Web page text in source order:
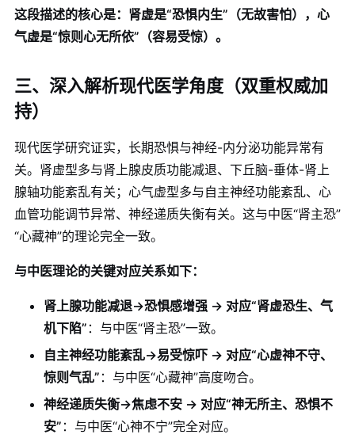
这段描述的核心是：肾虚是“恐惧内生”（无故害怕），心
气虚是“惊则心无所依”（容易受惊）。
三、深入解析现代医学角度（双重权威加
持）
现代医学研究证实，长期恐惧与神经-内分泌功能异常有
关。肾虚型多与肾上腺皮质功能减退、下丘脑-垂体-肾上
腺轴功能紊乱有关；心气虚型多与自主神经功能紊乱、心
血管功能调节异常、神经递质失衡有关。这与中医“肾主恐”
“心藏神”的理论完全一致。
与中医理论的关键对应关系如下：
肾上腺功能减退→恐惧感增强 → 对应“肾虚恐生、气
机下陷” ：与中医“肾主恐”一致。
自主神经功能紊乱→易受惊吓 → 对应“心虚神不守、
惊则气乱” ：与中医“心藏神”高度吻合。
神经递质失衡→焦虑不安 → 对应“神无所主、恐惧不
安” ：与中医“心神不宁”完全对应。